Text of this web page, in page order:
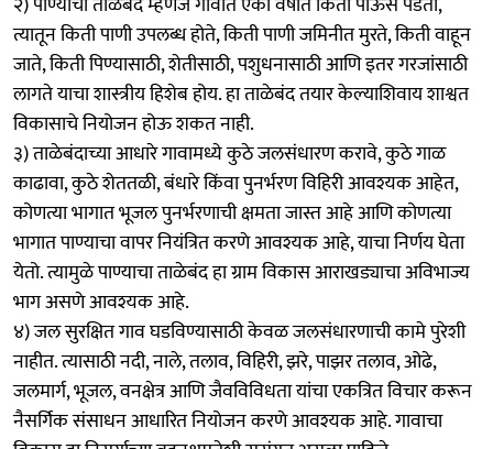
त्यातून किती पाणी उपलब्ध होते, किती पाणी जमिनीत मुरते, किती वाहून
जाते, किती पिण्यासाठी, शेतीसाठी, पशुधनासाठी आणि इतर गरजांसाठी
लागते याचा शास्त्रीय हिशेब होय. हा ताळेबंद तयार केल्याशिवाय शाश्वत
विकासाचे नियोजन होऊ शकत नाही.
३) ताळेबंदाच्या आधारे गावामध्ये कुठे जलसंधारण करावे, कुठे गाळ
काढावा, कुठे शेततळी, बंधारे किंवा पुनर्भरण विहिरी आवश्यक आहेत,
कोणत्या भागात भूजल पुनर्भरणाची क्षमता जास्त आहे आणि कोणत्या
भागात पाण्याचा वापर नियंत्रित करणे आवश्यक आहे, याचा निर्णय घेता
येतो. त्यामुळे पाण्याचा ताळेबंद हा ग्राम विकास आराखड्याचा अविभाज्य
भाग असणे आवश्यक आहे.
४) जल सुरक्षित गाव घडविण्यासाठी केवळ जलसंधारणाची कामे पुरेशी
नाहीत. त्यासाठी नदी, नाले, तलाव, विहिरी, झरे, पाझर तलाव, ओढे,
जलमार्ग, भूजल, वनक्षेत्र आणि जैवविविधता यांचा एकत्रित विचार करून
नैसर्गिक संसाधन आधारित नियोजन करणे आवश्यक आहे. गावाचा